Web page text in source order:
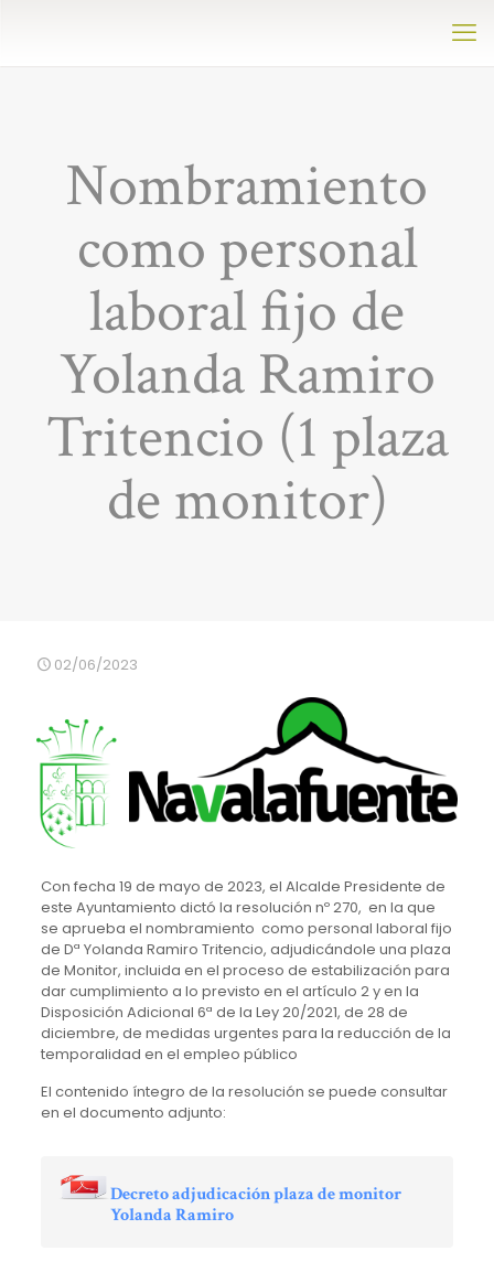
Nombramiento
como personal
laboral fijo de
Yolanda Ramiro
Tritencio (1 plaza
de monitor)
02/06/2023
Con fecha 19 de mayo de 2023, el Alcalde Presidente de
este Ayuntamiento dictó la resolución nº 270, en la que
se aprueba el nombramiento como personal laboral fijo
de Dª Yolanda Ramiro Tritencio, adjudicándole una plaza
de Monitor, incluida en el proceso de estabilización para
dar cumplimiento a lo previsto en el artículo 2 y en la
Disposición Adicional 6ª de la Ley 20/2021, de 28 de
diciembre, de medidas urgentes para la reducción de la
temporalidad en el empleo público
El contenido íntegro de la resolución se puede consultar
en el documento adjunto:
Decreto adjudicación plaza de monitor
Yolanda Ramiro